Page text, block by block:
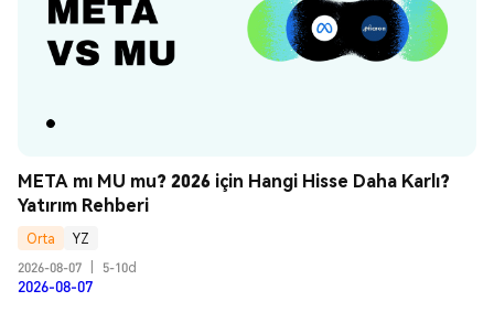
META mı MU mu? 2026 için Hangi Hisse Daha Karlı?
Yatırım Rehberi
Orta
YZ
2026-08-07
5-10d
2026-08-07